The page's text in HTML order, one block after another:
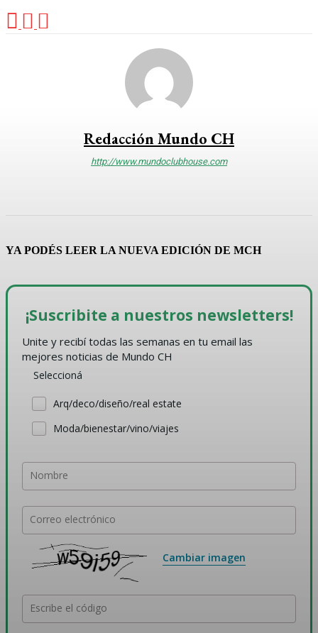
Redacción Mundo CH
http://www.mundoclubhouse.com
YA PODÉS LEER LA NUEVA EDICIÓN DE MCH
¡Suscribite a nuestros newsletters!
Unite y recibí todas las semanas en tu email las
mejores noticias de Mundo CH
Seleccioná
Arq/deco/diseño/real estate
Moda/bienestar/vino/viajes
Nombre
Correo electrónico
Cambiar imagen
Escribe el código